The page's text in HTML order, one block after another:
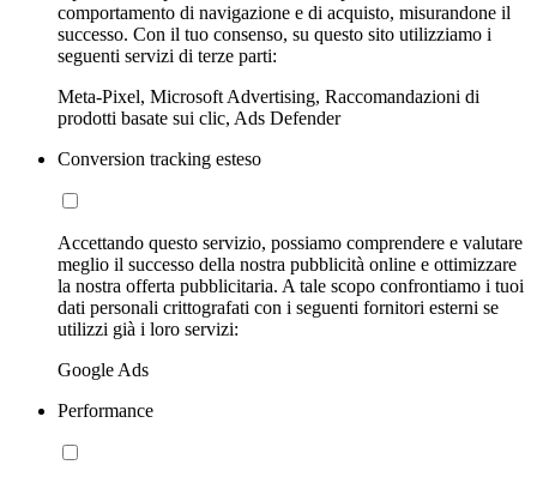
comportamento di navigazione e di acquisto, misurandone il
successo. Con il tuo consenso, su questo sito utilizziamo i
seguenti servizi di terze parti:
Meta-Pixel, Microsoft Advertising, Raccomandazioni di
prodotti basate sui clic, Ads Defender
Conversion tracking esteso
Accettando questo servizio, possiamo comprendere e valutare
meglio il successo della nostra pubblicità online e ottimizzare
la nostra offerta pubblicitaria. A tale scopo confrontiamo i tuoi
dati personali crittografati con i seguenti fornitori esterni se
utilizzi già i loro servizi:
Google Ads
Performance